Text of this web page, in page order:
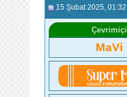
15 Şubat 2025 , 01:32
Çevrimiçi
MaVi